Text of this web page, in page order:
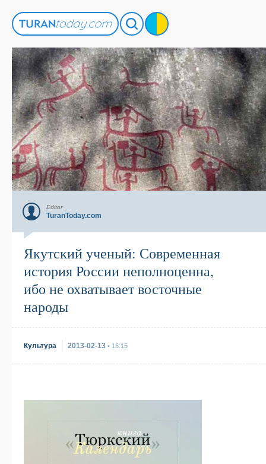
Editor
TuranToday.com
Якутский ученый: Современная
история России неполноценна,
ибо не охватывает восточные
народы
Культура 2013-02-13 • 16:15